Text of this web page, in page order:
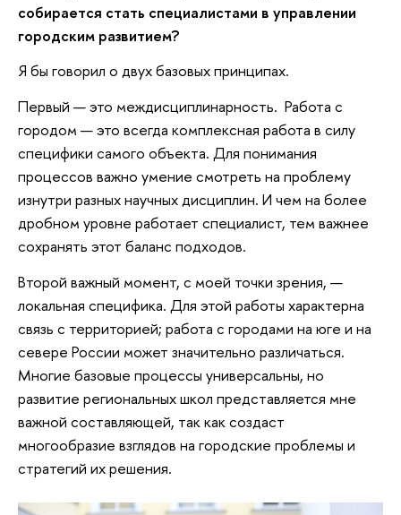
собирается стать специалистами в управлении
городским развитием?
Я бы говорил о двух базовых принципах.
Первый — это междисциплинарность. Работа с
городом — это всегда комплексная работа в силу
специфики самого объекта. Для понимания
процессов важно умение смотреть на проблему
изнутри разных научных дисциплин. И чем на более
дробном уровне работает специалист, тем важнее
сохранять этот баланс подходов.
Второй важный момент, с моей точки зрения, —
локальная специфика. Для этой работы характерна
связь с территорией; работа с городами на юге и на
севере России может значительно различаться.
Многие базовые процессы универсальны, но
развитие региональных школ представляется мне
важной составляющей, так как создаст
многообразие взглядов на городские проблемы и
стратегий их решения.